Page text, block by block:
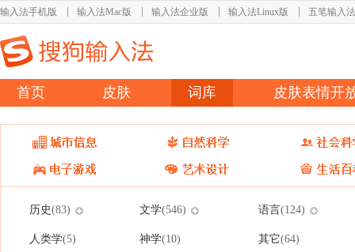
输入法手机版 输入法Mac版 输入法企业版 输入法Linux版 五笔输入法
首页 皮肤 词库 皮肤表情开
历史(83) 文学(546) 语言(124)
人类学(5) 神学(10) 其它(64)